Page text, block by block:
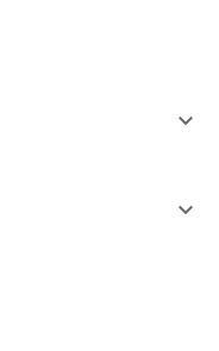
keyboard_arrow_down
keyboard_arrow_down